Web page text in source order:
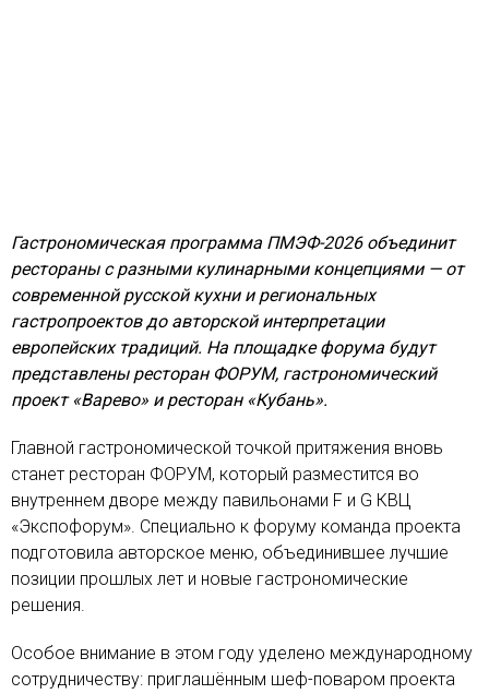
Гастрономическая программа ПМЭФ-2026 объединит
рестораны с разными кулинарными концепциями — от
современной русской кухни и региональных
гастропроектов до авторской интерпретации
европейских традиций. На площадке форума будут
представлены ресторан ФОРУМ, гастрономический
проект «Варево» и ресторан «Кубань».
Главной гастрономической точкой притяжения вновь
станет ресторан ФОРУМ, который разместится во
внутреннем дворе между павильонами F и G КВЦ
«Экспофорум». Специально к форуму команда проекта
подготовила авторское меню, объединившее лучшие
позиции прошлых лет и новые гастрономические
решения.
Особое внимание в этом году уделено международному
сотрудничеству: приглашённым шеф-поваром проекта